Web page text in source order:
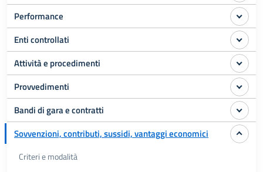
Performance
Enti controllati
Attività e procedimenti
Provvedimenti
Bandi di gara e contratti
Sovvenzioni, contributi, sussidi, vantaggi economici
Criteri e modalità